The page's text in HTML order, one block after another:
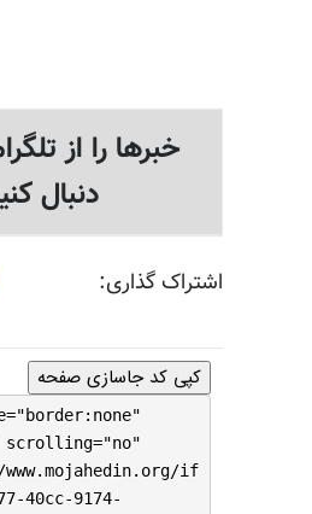
خبرها را از
دنبال
اشتراک گذاری:
کپی کد جاسازی صفحه
scrolling="no"
if
40cc-9174-